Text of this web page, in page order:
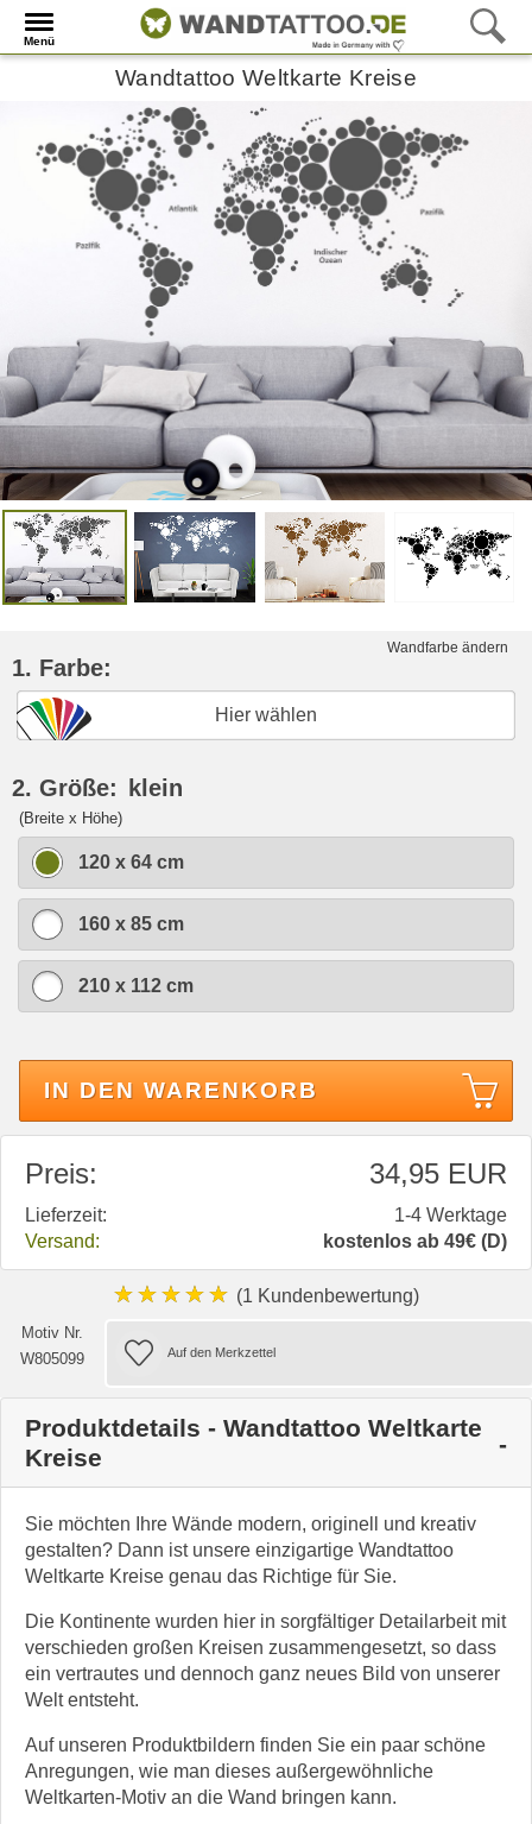
Menü
Wandtattoo Weltkarte Kreise
Wandfarbe ändern
1. Farbe:
Hier wählen
2. Größe: klein
(Breite x Höhe)
120 x 64 cm
160 x 85 cm
210 x 112 cm
IN DEN WARENKORB
Preis: 34,95 EUR
Lieferzeit:
1-4 Werktage
Versand:
kostenlos ab 49€ (D)
★★★★★ (1 Kundenbewertung)
Motiv Nr.
W805099
Produktdetails - Wandtattoo Weltkarte
Kreise
Sie möchten Ihre Wände modern, originell und kreativ
gestalten? Dann ist unsere einzigartige Wandtattoo
Weltkarte Kreise genau das Richtige für Sie.
Die Kontinente wurden hier in sorgfältiger Detailarbeit mit
verschieden großen Kreisen zusammengesetzt, so dass
ein vertrautes und dennoch ganz neues Bild von unserer
Welt entsteht.
Auf unseren Produktbildern finden Sie ein paar schöne
Anregungen, wie man dieses außergewöhnliche
Weltkarten-Motiv an die Wand bringen kann.